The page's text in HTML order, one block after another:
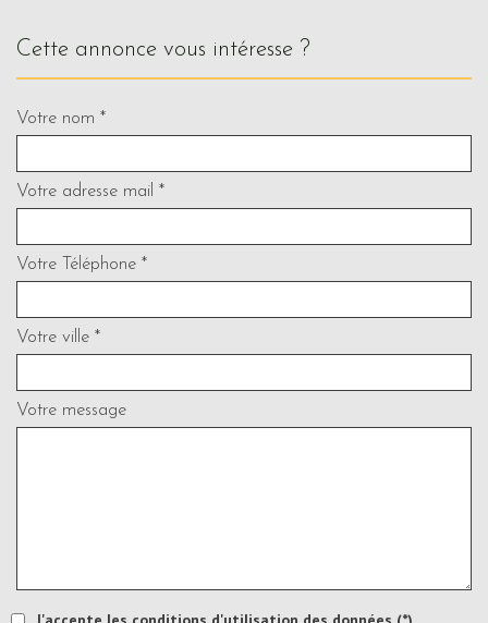
cette annonce vous intéresse ?
Votre nom *
Votre adresse mail *
Votre Téléphone *
Votre ville *
Votre message